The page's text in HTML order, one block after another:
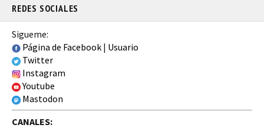
REDES SOCIALES
Sigueme:
Página de Facebook | Usuario
Twitter
Instagram
Youtube
Mastodon
CANALES: